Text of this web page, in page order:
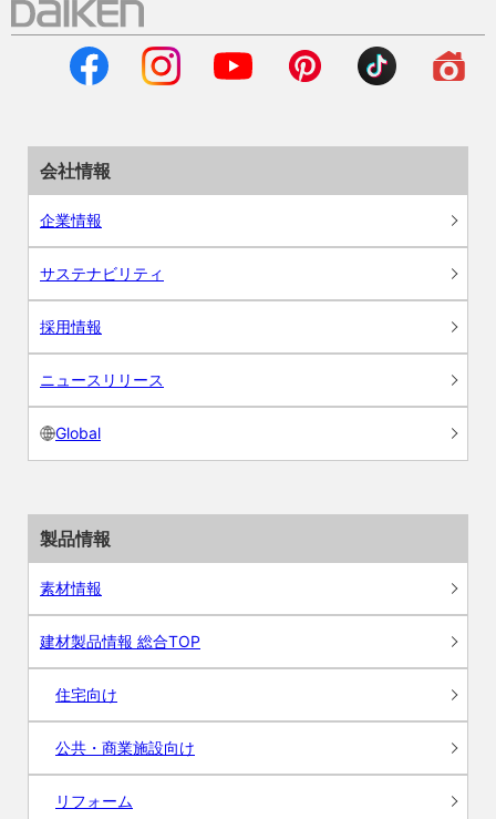
会社情報
企業情報
サステナビリティ
採用情報
ニュースリリース
Global
製品情報
素材情報
建材製品情報 総合TOP
住宅向け
公共・商業施設向け
リフォーム